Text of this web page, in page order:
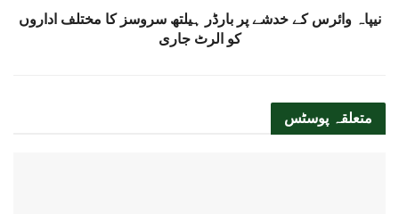
نیپاہ وائرس کے خدشے پر بارڈر ہیلتھ سروسز کا مختلف اداروں
کو الرٹ جاری
متعلقہ پوسٹس